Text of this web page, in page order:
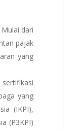
dari
pajak
yang
yang
(IKPI),
(P3KPI)